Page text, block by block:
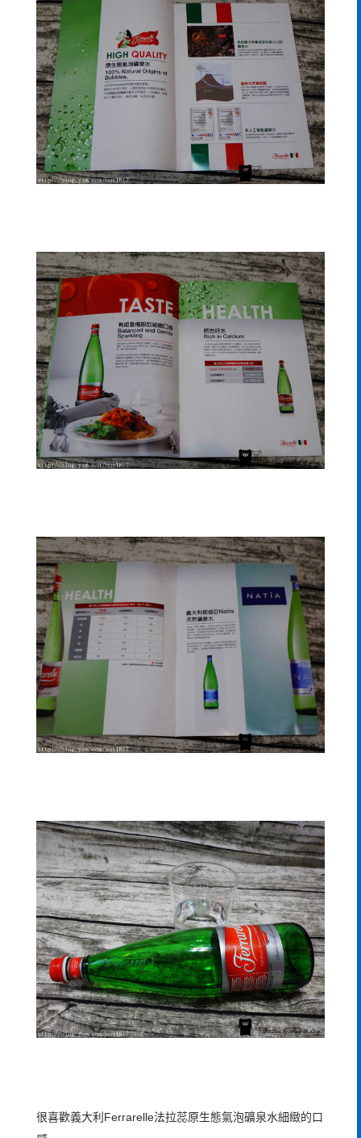
很喜歡義大利Ferrarelle法拉蕊原生態氣泡礦泉水細緻的口